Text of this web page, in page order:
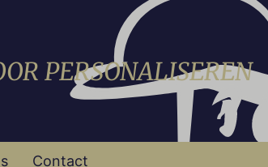
PERSONALISEREN
Contact